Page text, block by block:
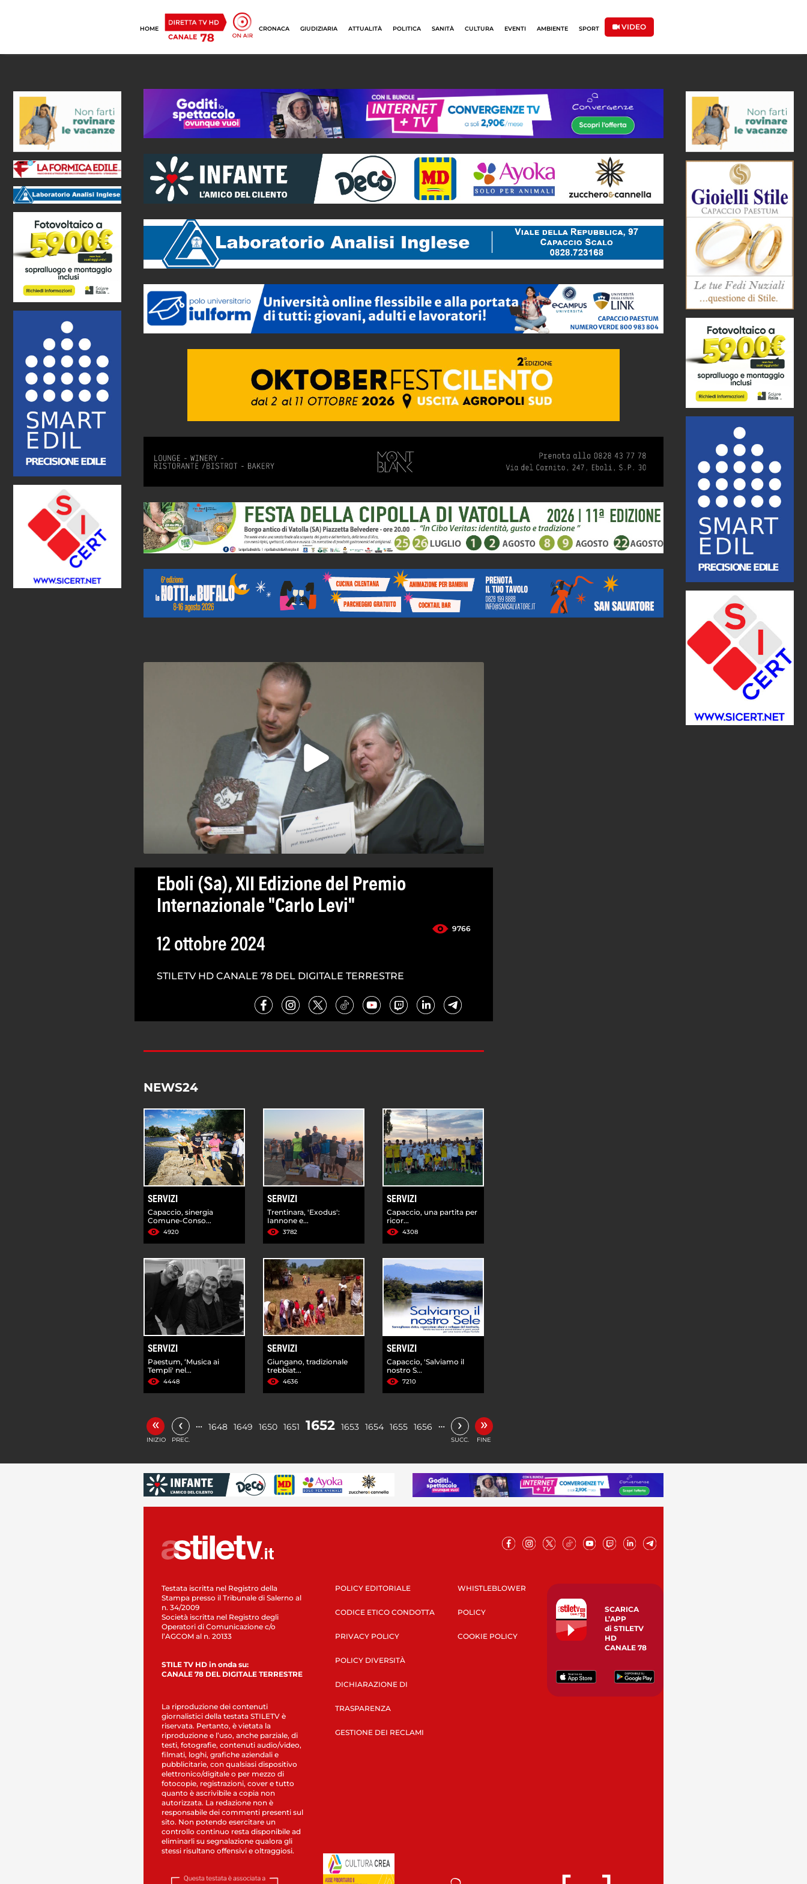
HOME CRONACA GIUDIZIARIA ATTUALITÀ POLITICA SANITÀ CULTURA EVENTI AMBIENTE SPORT VIDEO
Eboli (Sa), XII Edizione del Premio
Internazionale "Carlo Levi"
9766
12 ottobre 2024
STILETV HD CANALE 78 DEL DIGITALE TERRESTRE
NEWS24
SERVIZI
Capaccio, sinergia
Comune-Conso...
4920
SERVIZI
Trentinara, 'Exodus':
Iannone e...
3782
SERVIZI
Capaccio, una partita per
ricor...
4308
SERVIZI
Paestum, ‘Musica ai
Templi' nel...
4448
SERVIZI
Giungano, tradizionale
trebbiat...
4636
SERVIZI
Capaccio, 'Salviamo il
nostro S...
7210
«
INIZIO
‹
PREC.
… 1648 1649 1650 1651 1652 1653 1654 1655 1656 … ›
SUCC.
»
FINE
Testata iscritta nel Registro della
Stampa presso il Tribunale di Salerno al
n. 34/2009
Società iscritta nel Registro degli
Operatori di Comunicazione c/o
l’AGCOM al n. 20133
STILE TV HD in onda su:
CANALE 78 DEL DIGITALE TERRESTRE
La riproduzione dei contenuti
giornalistici della testata STILETV è
riservata. Pertanto, è vietata la
riproduzione e l’uso, anche parziale, di
testi, fotografie, contenuti audio/video,
filmati, loghi, grafiche aziendali e
pubblicitarie, con qualsiasi dispositivo
elettronico/digitale o per mezzo di
fotocopie, registrazioni, cover e tutto
quanto è ascrivibile a copia non
autorizzata. La redazione non è
responsabile dei commenti presenti sul
sito. Non potendo esercitare un
controllo continuo resta disponibile ad
eliminarli su segnalazione qualora gli
stessi risultano offensivi e oltraggiosi.
POLICY EDITORIALE
CODICE ETICO CONDOTTA
PRIVACY POLICY
POLICY DIVERSITÀ
DICHIARAZIONE DI
TRASPARENZA
GESTIONE DEI RECLAMI
WHISTLEBLOWER
POLICY
COOKIE POLICY
SCARICA
L’APP
di STILETV
HD
CANALE 78